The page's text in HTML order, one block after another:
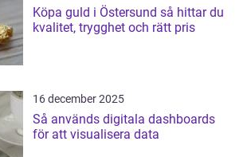
Köpa guld i Östersund så hittar du
kvalitet, trygghet och rätt pris
16 december 2025
Så används digitala dashboards
för att visualisera data